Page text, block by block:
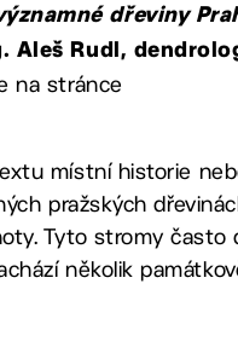
dřeviny
Aleš Rudl,
na stránce
místní historie
pražských
Tyto stromy často
několik